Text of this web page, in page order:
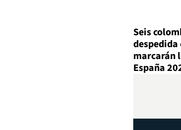
Seis
despedida
marcarán
España